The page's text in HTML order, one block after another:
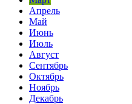
Апрель
Май
Июнь
Июль
Август
Сентябрь
Октябрь
Ноябрь
Декабрь